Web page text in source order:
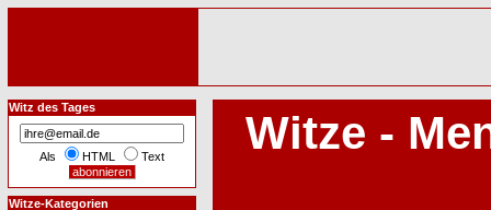
Witze -
Witz des Tages
Als HTML Text
Witze-Kategorien